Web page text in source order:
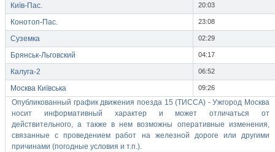
Київ-Пас. 20:03
Конотоп-Пас. 23:08
Суземка 02:29
Брянськ-Льговский 04:17
Калуга-2 06:52
Москва Київська 09:26
Опубликованный график движения поезда 15 (ТИССА) - Ужгород Москва
носит информативный характер и может отличаться от
действительного, а также в нем возможны оперативные изменения,
связанные с проведением работ на железной дороге или другими
причинами (погодные условия и т.п.).